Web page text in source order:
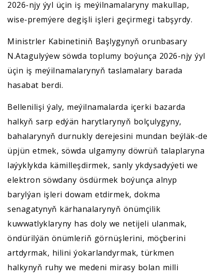
2026-njy ýyl üçin iş meýilnamalaryny makullap,
wise-premýere degişli işleri geçirmegi tabşyrdy.
Ministrler Kabinetiniň Başlygynyň orunbasary
N.Atagulyýew söwda toplumy boýunça 2026-njy ýyl
üçin iş meýilnamalarynyň taslamalary barada
hasabat berdi.
Bellenilişi ýaly, meýilnamalarda içerki bazarda
halkyň sarp edýän harytlarynyň bolçulygyny,
bahalarynyň durnukly derejesini mundan beýläk-de
üpjün etmek, söwda ulgamyny döwrüň talaplaryna
laýyklykda kämilleşdirmek, sanly ykdysadyýeti we
elektron söwdany ösdürmek boýunça alnyp
barylýan işleri dowam etdirmek, dokma
senagatynyň kärhanalarynyň önümçilik
kuwwatlyklaryny has doly we netijeli ulanmak,
öndürilýän önümleriň görnüşlerini, möçberini
artdyrmak, hilini ýokarlandyrmak, türkmen
halkynyň ruhy we medeni mirasy bolan milli